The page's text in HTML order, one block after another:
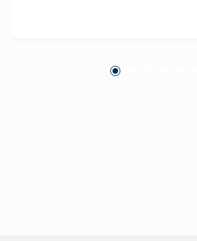
construída de 620 m² - Área do